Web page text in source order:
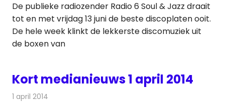
De publieke radiozender Radio 6 Soul & Jazz draait
tot en met vrijdag 13 juni de beste discoplaten ooit.
De hele week klinkt de lekkerste discomuziek uit
de boxen van
Kort medianieuws 1 april 2014
1 april 2014